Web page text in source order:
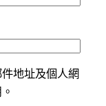
地址及個人網